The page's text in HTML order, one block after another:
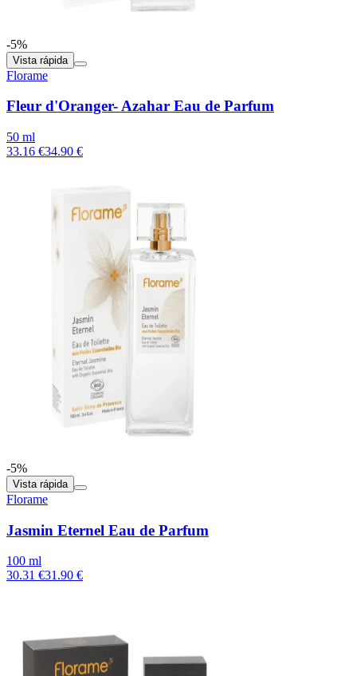
-5%
Vista rápida
Florame
Fleur d'Oranger- Azahar Eau de Parfum
50 ml
33.16 €34.90 €
-5%
Vista rápida
Florame
Jasmin Eternel Eau de Parfum
100 ml
30.31 €31.90 €